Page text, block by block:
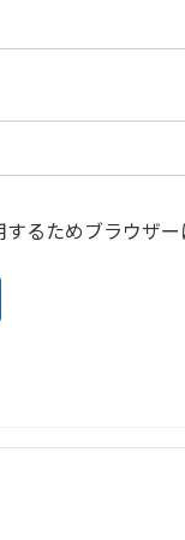
るためブラウザ